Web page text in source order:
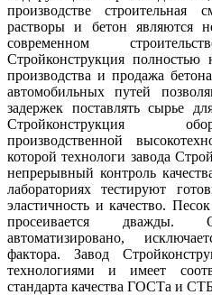
производстве строительная
растворы и бетон являются
современном
Стройконструкция полностью
производства и продажа
автомобильных путей
задержек поставлять сырье
Стройконструкция
производственной
которой технологи завода
непрерывный контроль
лабораториях тестируют
эластичность и качество.
просеивается дважды.
автоматизировано,
фактора. Завод
технологиями и имеет
стандарта качества ГОСТа и